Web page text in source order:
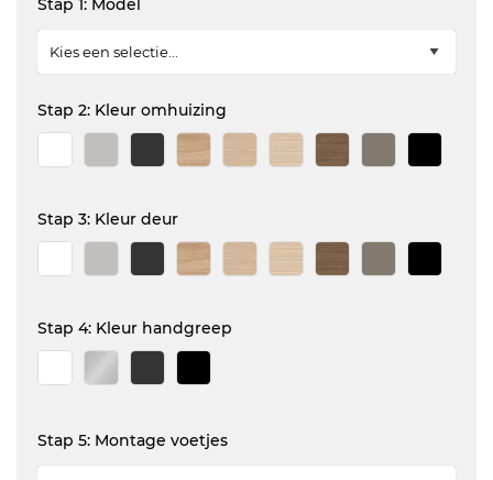
Stap 1: Model
Stap 2: Kleur omhuizing
Stap 3: Kleur deur
Stap 4: Kleur handgreep
Stap 5: Montage voetjes